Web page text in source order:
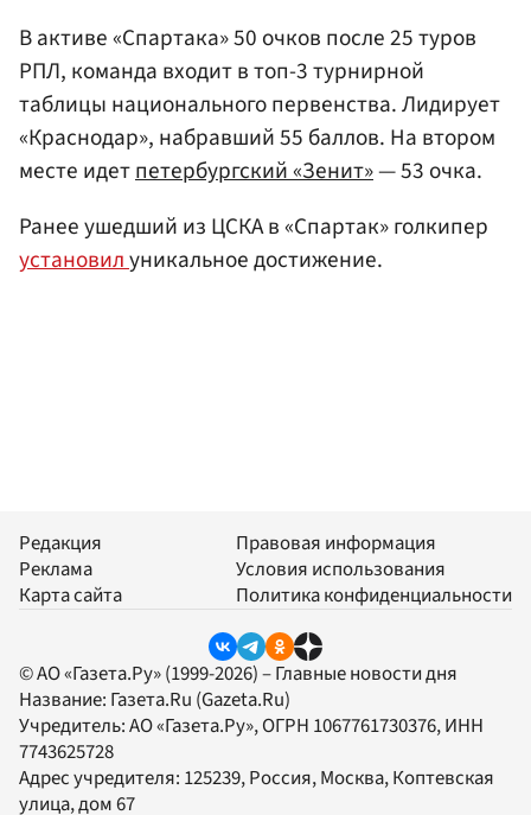
В активе «Спартака» 50 очков после 25 туров
РПЛ, команда входит в топ-3 турнирной
таблицы национального первенства. Лидирует
«Краснодар», набравший 55 баллов. На втором
месте идетпетербургский «Зенит»— 53 очка.
Ранее ушедший из ЦСКА в «Спартак» голкипер
установилуникальное достижение.
Редакция
Реклама
Карта сайта
Правовая информация
Условия использования
Политика конфиденциальности
© АО «Газета.Ру» (1999-2026) – Главные новости дня
Название: Газета.Ru (Gazeta.Ru)
Учредитель:АО «Газета.Ру», ОГРН 1067761730376, ИНН
7743625728
Адрес учредителя: 125239, Россия, Москва, Коптевская
улица, дом 67